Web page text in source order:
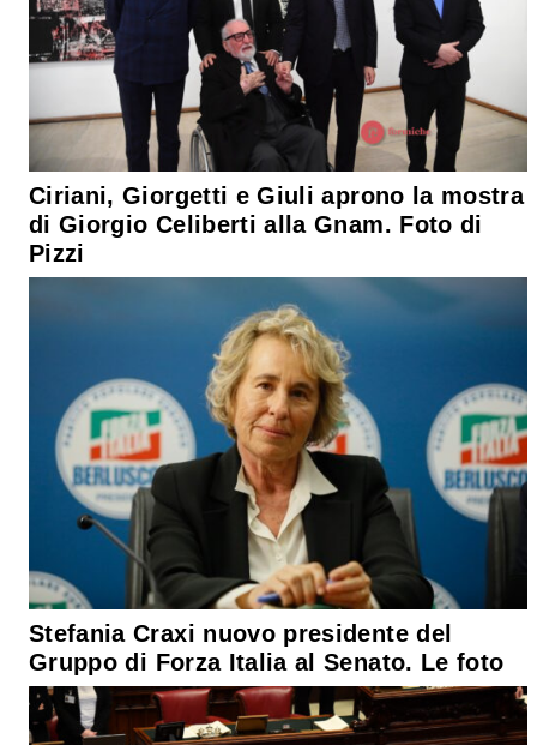
Ciriani, Giorgetti e Giuli aprono la mostra
di Giorgio Celiberti alla Gnam. Foto di
Pizzi
Stefania Craxi nuovo presidente del
Gruppo di Forza Italia al Senato. Le foto